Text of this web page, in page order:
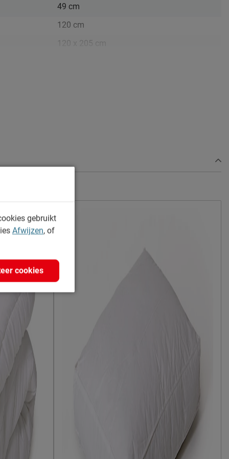
49 cm
120 cm
120 x 205 cm
3 jaar garantie volgens Beddenreus
gebruikt
Afwijzen, of
cookies